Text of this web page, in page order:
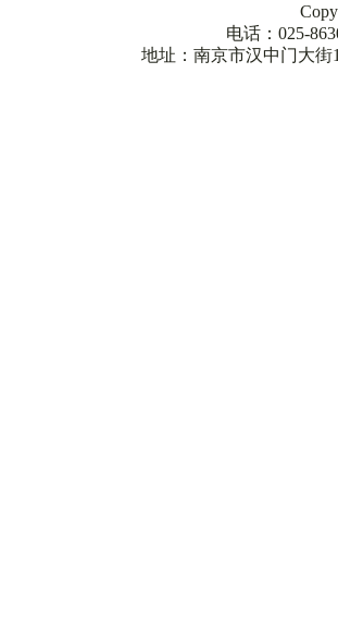
电话：025-
地址：南京市汉中门大